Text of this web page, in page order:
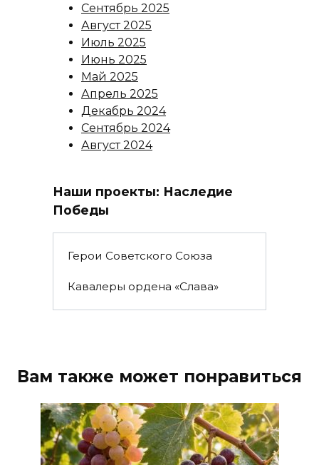
Сентябрь 2025
Август 2025
Июль 2025
Июнь 2025
Май 2025
Апрель 2025
Декабрь 2024
Сентябрь 2024
Август 2024
Наши проекты: Наследие
Победы
Герои Советского Союза
Кавалеры ордена «Слава»
Вам также может понравиться